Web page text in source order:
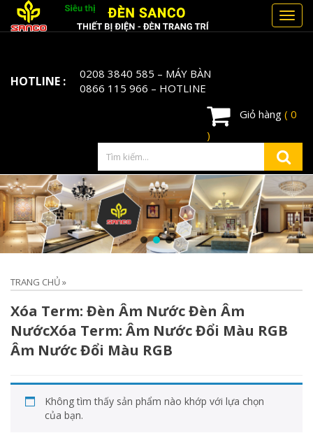
HOTLINE : 0208 3840 585 – MÁY BÀN
0866 115 966 – HOTLINE
Giỏ hàng ( 0
)
TRANG CHỦ»
Xóa Term: Đèn Âm Nước Đèn Âm
NướcXóa Term: Âm Nước Đổi Màu RGB
Âm Nước Đổi Màu RGB
Không tìm thấy sản phẩm nào khớp với lựa chọn
của bạn.